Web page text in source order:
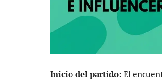
Inicio del partido: El